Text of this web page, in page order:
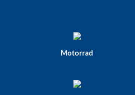
Motorrad